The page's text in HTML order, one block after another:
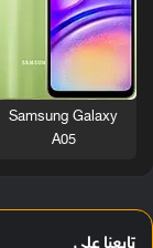
Samsung Galaxy
A05
تابعنا على